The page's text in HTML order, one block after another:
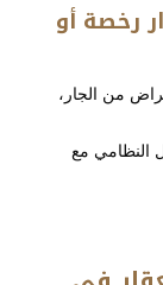
رخصة أو
من الجار،
النظامي مع